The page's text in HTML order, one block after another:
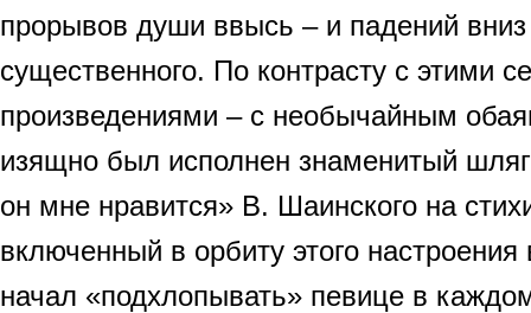
прорывов души ввысь – и падений вниз
существенного. По контрасту с этими
произведениями – с необычайным
изящно был исполнен знаменитый
он мне нравится» В. Шаинского на
включенный в орбиту этого
начал «подхлопывать» певице в